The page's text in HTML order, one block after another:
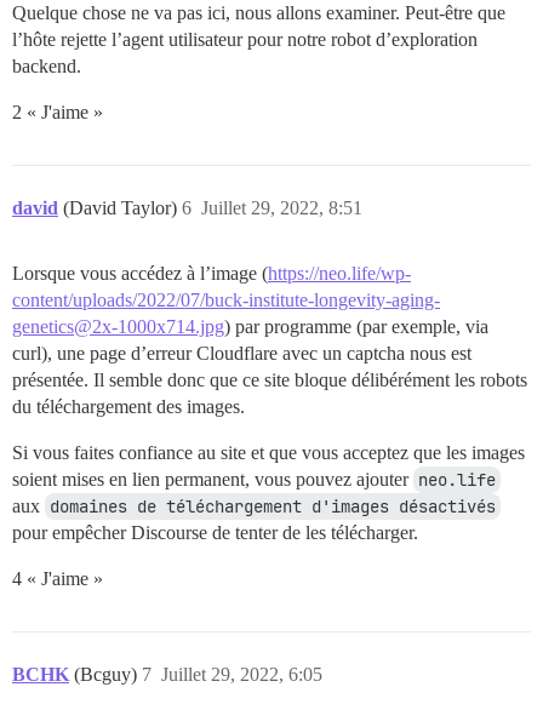
Quelque chose ne va pas ici, nous allons examiner. Peut-être que
l’hôte rejette l’agent utilisateur pour notre robot d’exploration
backend.
2 « J'aime »
david (David Taylor) Juillet 29, 2022, 8:51
6
Lorsque vous accédez à l’image (https://neo.life/wp-
content/uploads/2022/07/buck-institute-longevity-aging-
genetics@2x-1000x714.jpg) par programme (par exemple, via
curl), une page d’erreur Cloudflare avec un captcha nous est
présentée. Il semble donc que ce site bloque délibérément les robots
du téléchargement des images.
Si vous faites confiance au site et que vous acceptez que les images
soient mises en lien permanent, vous pouvez ajouter neo.life
aux domaines de téléchargement d'images désactivés
pour empêcher Discourse de tenter de les télécharger.
4 « J'aime »
BCHK (Bcguy) Juillet 29, 2022, 6:05
7